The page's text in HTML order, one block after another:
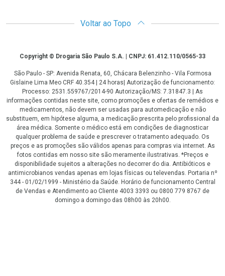
Voltar ao Topo
CopyrightCopyright © Drogaria São Paulo S.A. | CNPJ: 61.412.110/0565-33
São Paulo - SP: Avenida Renata, 60, Chácara Belenzinho - Vila Formosa
Gislaine Lima Meo CRF 40.354 | 24 horas| Autorização de funcionamento:
Processo: 2531.559767/2014-90 Autorização/MS: 7.31847.3 | As
informações contidas neste site, como promoções e ofertas de remédios e
medicamentos, não devem ser usadas para automedicação e não
substituem, em hipótese alguma, a medicação prescrita pelo profissional da
área médica. Somente o médico está em condições de diagnosticar
qualquer problema de saúde e prescrever o tratamento adequado. Os
preços e as promoções são válidos apenas para compras via internet. As
fotos contidas em nosso site são meramente ilustrativas. *Preços e
disponibilidade sujeitos a alterações no decorrer do dia. Antibióticos e
antimicrobianos vendas apenas em lojas físicas ou televendas. Portaria nº
344 - 01/02/1999 - Ministério da Saúde. Horário de funcionamento Central
de Vendas e Atendimento ao Cliente 4003 3393 ou 0800 779 8767 de
domingo a domingo das 08h00 às 20h00.